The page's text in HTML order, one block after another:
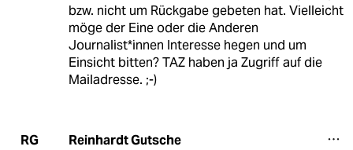
bzw. nicht um Rückgabe gebeten hat. Vielleicht
möge der Eine oder die Anderen
Journalist*innen Interesse hegen und um
Einsicht bitten? TAZ haben ja Zugriff auf die
Mailadresse. ;-)
RG Reinhardt Gutsche